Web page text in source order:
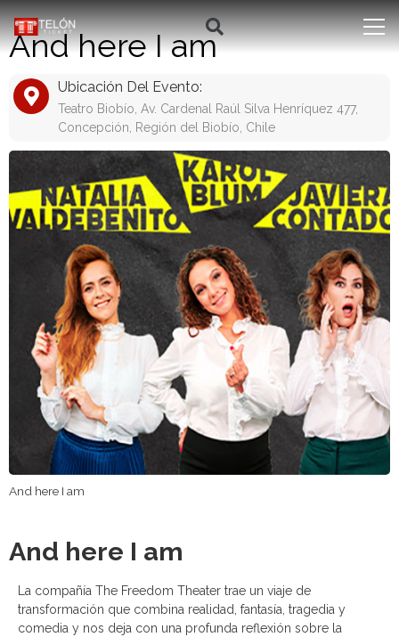
And here I am
Ubicación Del Evento:
Teatro Biobío, Av. Cardenal Raúl Silva Henríquez 477,
Concepción, Región del Biobío, Chile
And here I am
And here I am
La compañía The Freedom Theater trae un viaje de
transformación que combina realidad, fantasía, tragedia y
comedia y nos deja con una profunda reflexión sobre la